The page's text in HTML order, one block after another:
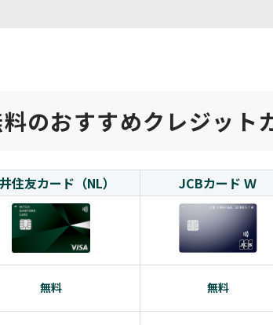
のおすすめクレジット
住友カード（NL） JCBカード Ｗ
無料 無料